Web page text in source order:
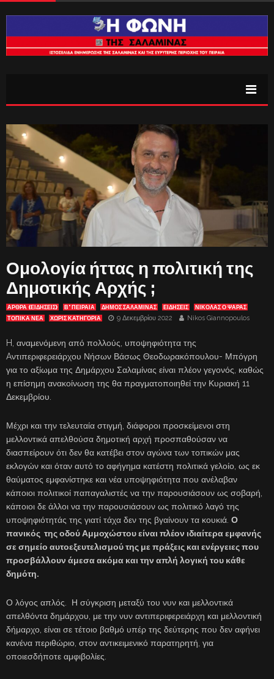
Ομολογία ήττας η πολιτική της
Δημοτικής Αρχής ;
ΑΡΘΡΑ (ΕΙΔΗΣΕΙΣ) Β' ΠΕΙΡΑΙΑ ΔΗΜΟΣ ΣΑΛΑΜΙΝΑΣ ΕΙΔΗΣΕΙΣ
ΝΙΚΟΛΑΣ Ο ΨΑΡΑΣ
ΤΟΠΙΚΑ ΝΕΑ
ΧΩΡΊΣ ΚΑΤΗΓΟΡΊΑ 9 Δεκεμβρίου 2022 Nikos Giannopoulos
H, αναμενόμενη από πολλούς, υποψηφιότητα της
Aντιπεριφερειάρχου Νήσων Βάσως Θεοδωρακόπουλου- Μπόγρη
για το αξίωμα της Δημάρχου Σαλαμίνας είναι πλέον γεγονός, καθώς
η επίσημη ανακοίνωση της θα πραγματοποιηθεί την Κυριακή 11
Δεκεμβρίου.
Μέχρι και την τελευταία στιγμή, διάφοροι προσκείμενοι στη
μελλοντικά απελθούσα δημοτική αρχή προσπαθούσαν να
διασπείρουν ότι δεν θα κατέβει στον αγώνα των τοπικών μας
εκλογών και όταν αυτό το αφήγημα κατέστη πολιτικά γελοίο, ως εκ
θαύματος εμφανίστηκε και νέα υποψηφιότητα που ανέλαβαν
κάποιοι πολιτικοί παπαγαλιστές να την παρουσιάσουν ως σοβαρή,
κάποιοι δε άλλοι να την παρουσιάσουν ως πολιτικό λαγό της
υποψηφιότητάς της γιατί τάχα δεν της βγαίνουν τα κουκιά. Ο
πανικός της οδού Αμμοχώστου είναι πλέον ιδιαίτερα εμφανής
σε σημείο αυτοεξευτελισμού της με πράξεις και ενέργειες που
προσβάλλουν άμεσα ακόμα και την απλή λογική του κάθε
δημότη.
Ο λόγος απλός. Η σύγκριση μεταξύ του νυν και μελλοντικά
απελθόντα δημάρχου, με την νυν αντιπεριφερειάρχη και μελλοντική
δήμαρχο, είναι σε τέτοιο βαθμό υπέρ της δεύτερης που δεν αφήνει
κανένα περιθώριο, στον αντικειμενικό παρατηρητή, για
οποιεσδήποτε αμφιβολίες.